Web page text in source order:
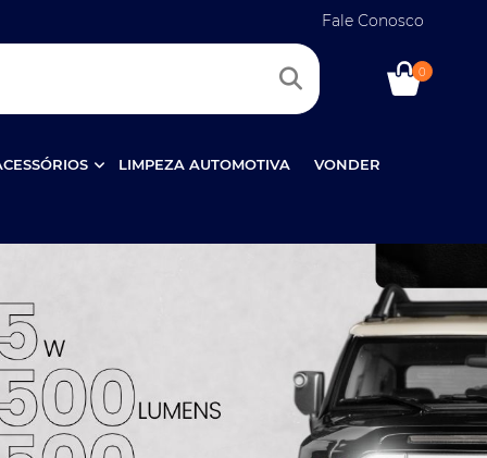
Fale Conosco
0
LIMPEZA AUTOMOTIVA VONDER